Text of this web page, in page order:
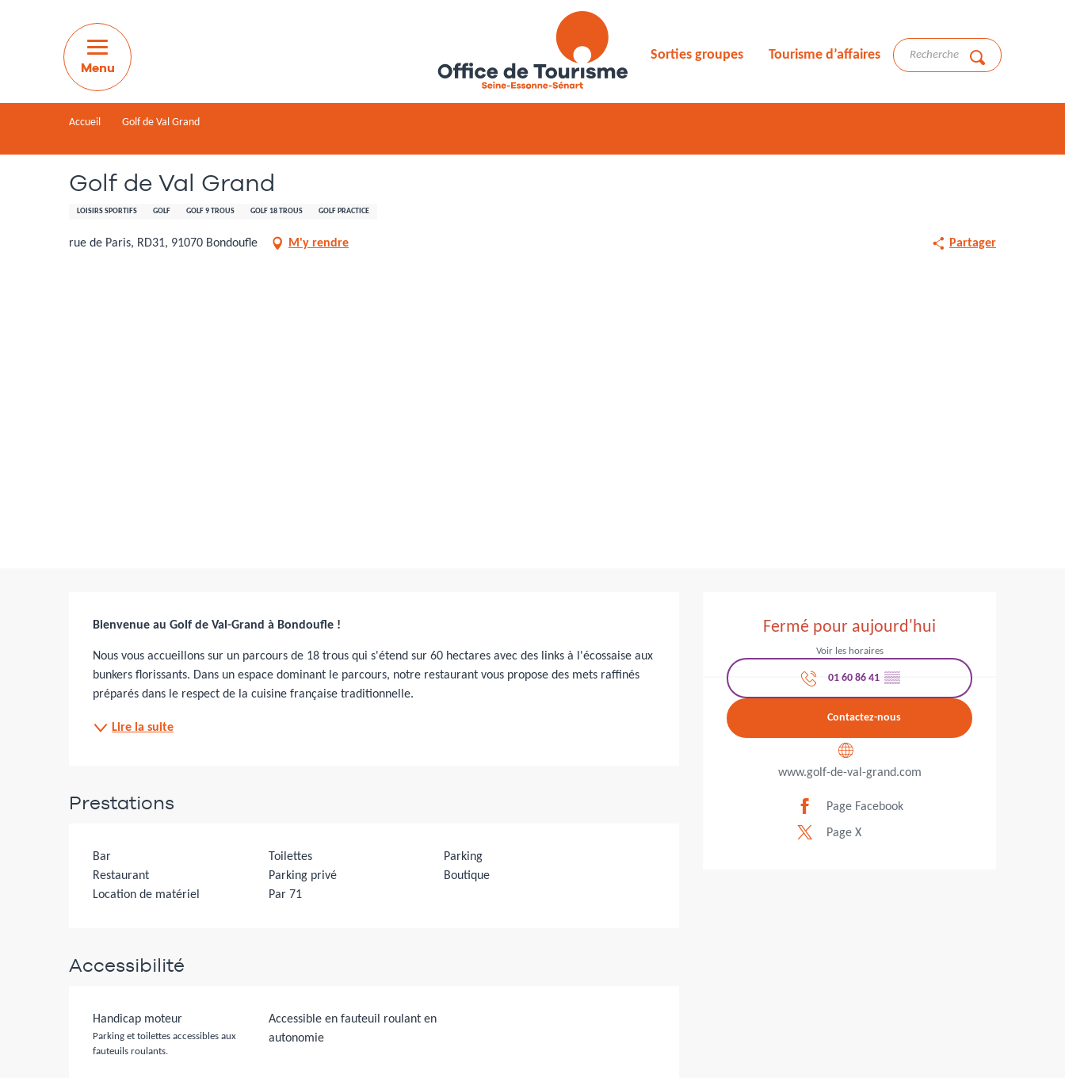
Sorties groupes Tourisme d’affaires Recherche
Accueil Golf de Val Grand
Golf de Val Grand
LOISIRS SPORTIFS GOLF GOLF 9 TROUS GOLF 18 TROUS GOLF PRACTICE
rue de Paris, RD31, 91070 Bondoufle M'y rendre Partager
Ouverture et
Fermé pour aujourd'hui
Voir les horaires
01 60 86 41 ▒▒
Contactez-nous
www.golf-de-val-grand.com
Page Facebook
Page X
Description
Bienvenue au Golf de Val-Grand à Bondoufle !
Nous vous accueillons sur un parcours de 18 trous qui s'étend sur 60 hectares avec des links à l'écossaise aux
bunkers florissants. Dans un espace dominant le parcours, notre restaurant vous propose des mets raffinés
préparés dans le respect de la cuisine française traditionnelle.
Lire la suite
Prestations
Bar Toilettes
Parking
Restaurant
Parking privé
Boutique
Location de matériel
Par 71
Accessibilité
Handicap moteur
Parking et toilettes accessibles aux
fauteuils roulants.
Accessible en fauteuil roulant en
autonomie